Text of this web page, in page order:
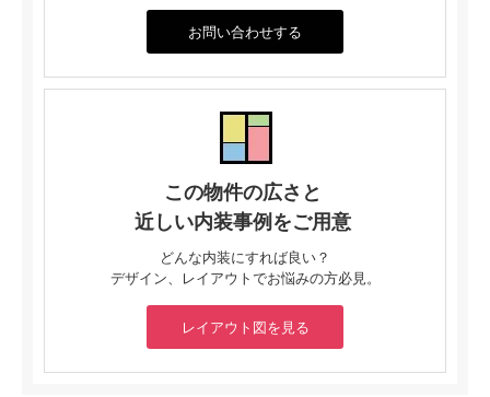
お問い合わせする
この物件の広さと
近しい内装事例をご用意
どんな内装にすれば良い？
デザイン、レイアウトでお悩みの方必見。
レイアウト図を見る